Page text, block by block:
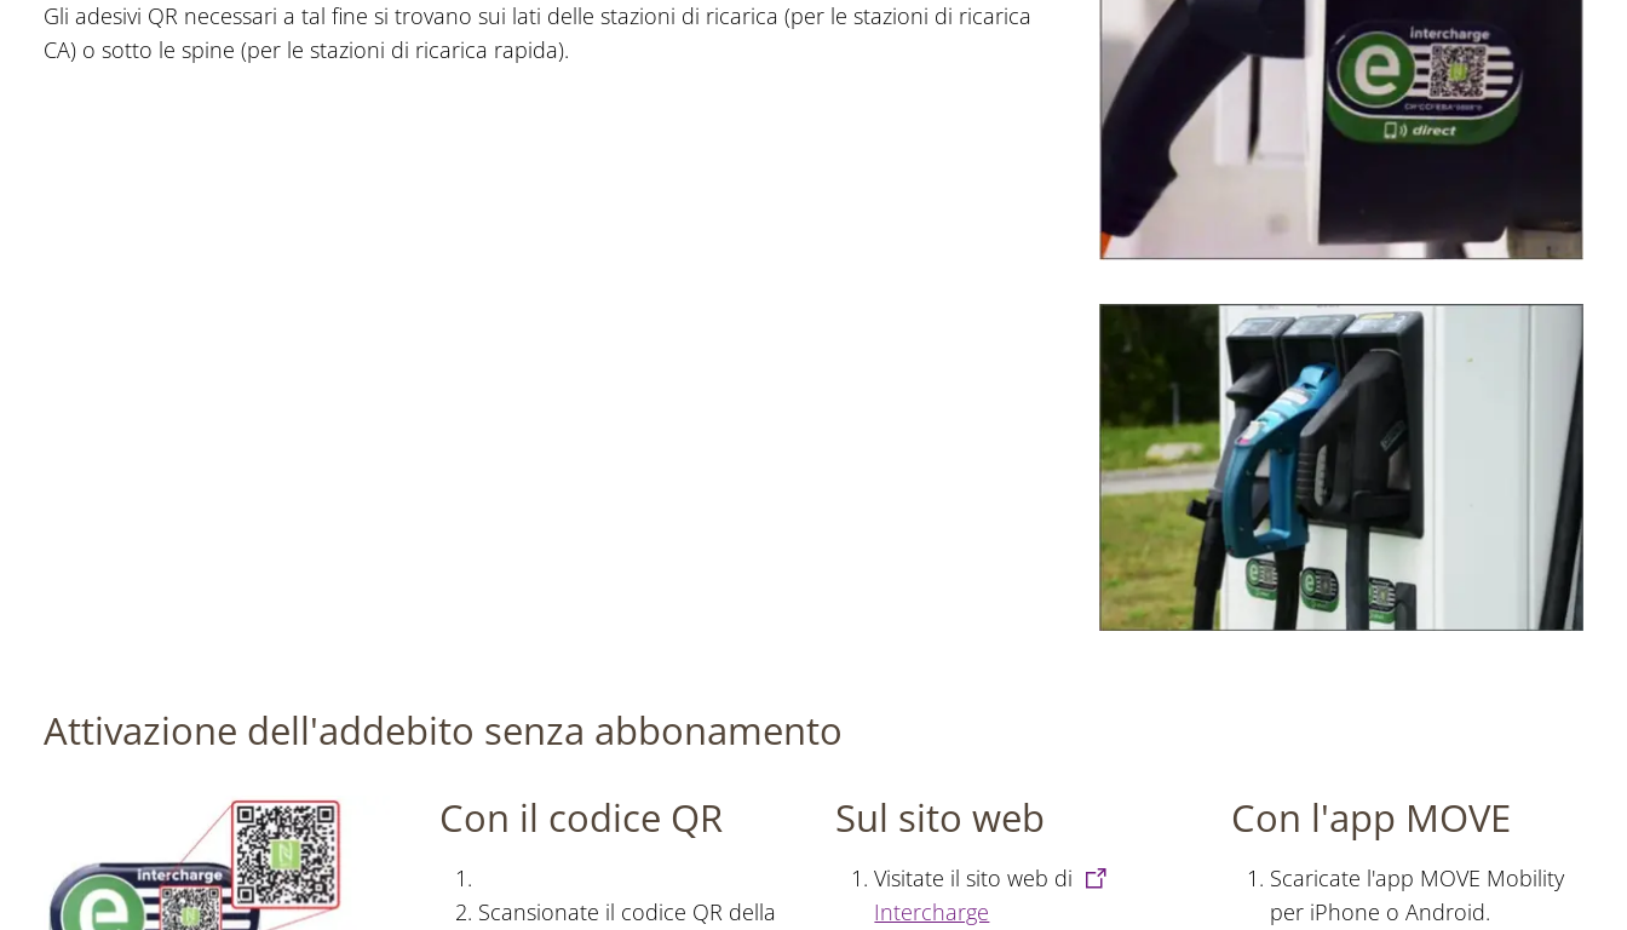
Gli adesivi QR necessari a tal fine si trovano sui lati delle stazioni di ricarica (per le stazioni di ricarica
CA) o sotto le spine (per le stazioni di ricarica rapida).
Attivazione dell'addebito senza abbonamento
Con il codice QR
Scansionate il codice QR della
Sul sito web
Visitate il sito web di
Intercharge
Con l'app MOVE
Scaricate l'app MOVE Mobility
per iPhone o Android.